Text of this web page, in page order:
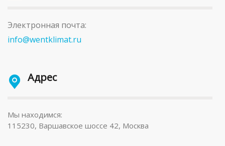
Электронная почта:
info@wentklimat.ru
Адрес
Мы находимся:
115230, Варшавское шоссе 42, Москва